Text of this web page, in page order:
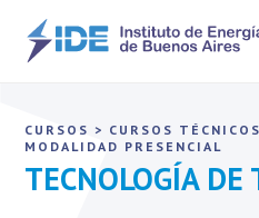
CURSOS > CURSOS
MODALIDAD PRESENCIAL
TECNOLOGÍA DE